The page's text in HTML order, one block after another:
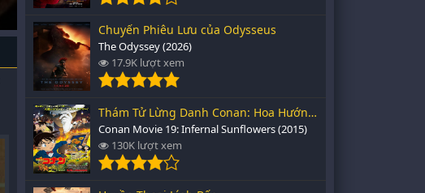
Chuyến Phiêu Lưu của Odysseus
The Odyssey (2026)
17.9K lượt xem
Thám Tử Lừng Danh Conan: Hoa Hướng Dương Rực Lửa
Conan Movie 19: Infernal Sunflowers (2015)
130K lượt xem